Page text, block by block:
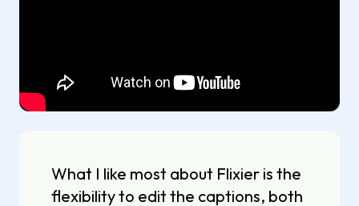
What I like most about Flixier is the
flexibility to edit the captions, both